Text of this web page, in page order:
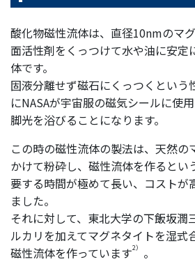
酸化物磁性流体は、直径10nmのマ
面活性剤をくっつけて水や油に安定
体です。
固液分離せず磁石にくっつくという
にNASAが宇宙服の磁気シールに使
脚光を浴びることになります。
この時の磁性流体の製法は、天然の
かけて粉砕し、磁性流体を作るとい
要する時間が極めて長い、コストが
ました。
それに対して、東北大学の下飯坂潤
ルカリを加えてマグネタイトを湿式
磁性流体を作っています2） 。